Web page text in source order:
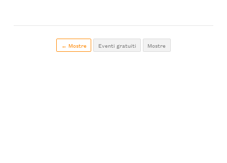
← Mostre Eventi gratuiti Mostre